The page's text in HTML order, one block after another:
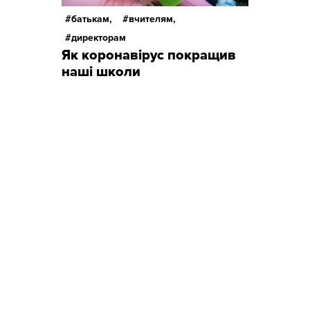
батькам,
вчителям,
директорам
Як коронавірус покращив
наші школи